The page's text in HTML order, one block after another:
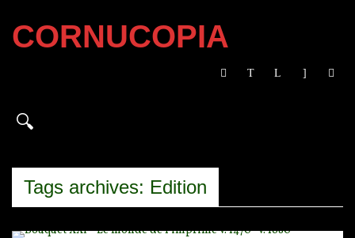
CORNUCOPIA
Tags archives: Edition